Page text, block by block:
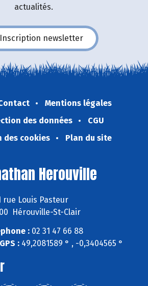
actualités.
Inscription newsletter
Mentions légales
des données
CGU
des cookies
Plan du site
Herouville
rue Louis Pasteur
Hérouville-St-Clair
: 02 31 47 66 88
:49,2081589 ° , -0,3404565 °